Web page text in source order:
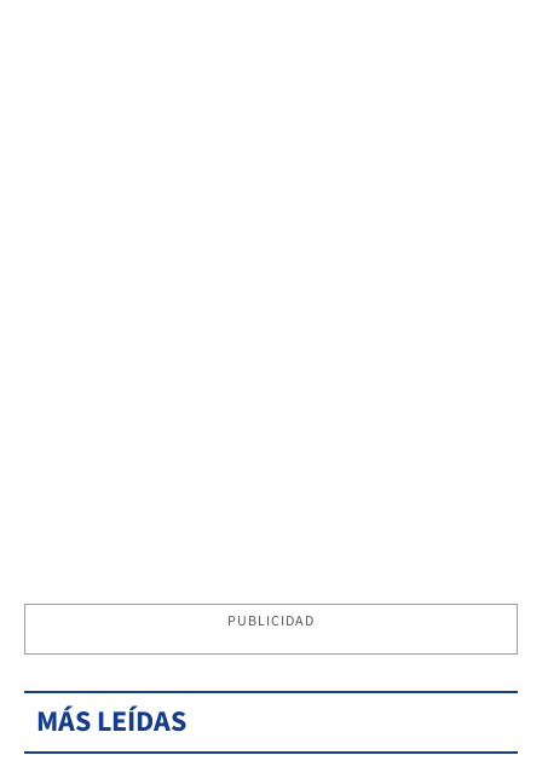
PUBLICIDAD
MÁS LEÍDAS